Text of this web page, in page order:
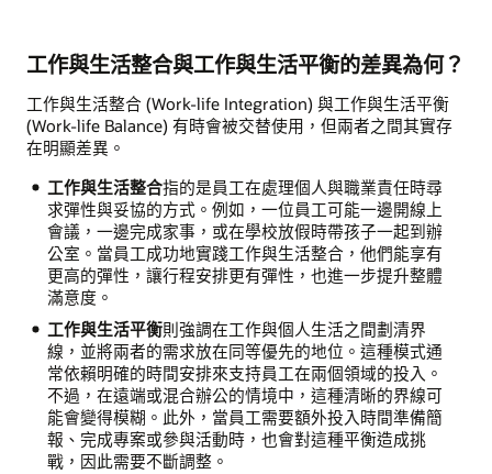
工作與生活整合與工作與生活平衡的差異為何？
工作與生活整合 (Work-life Integration) 與工作與生活平衡
(Work-life Balance) 有時會被交替使用，但兩者之間其實存
在明顯差異。
工作與生活整合指的是員工在處理個人與職業責任時尋
求彈性與妥協的方式。例如，一位員工可能一邊開線上
會議，一邊完成家事，或在學校放假時帶孩子一起到辦
公室。當員工成功地實踐工作與生活整合，他們能享有
更高的彈性，讓行程安排更有彈性，也進一步提升整體
滿意度。
工作與生活平衡則強調在工作與個人生活之間劃清界
線，並將兩者的需求放在同等優先的地位。這種模式通
常依賴明確的時間安排來支持員工在兩個領域的投入。
不過，在遠端或混合辦公的情境中，這種清晰的界線可
能會變得模糊。此外，當員工需要額外投入時間準備簡
報、完成專案或參與活動時，也會對這種平衡造成挑
戰，因此需要不斷調整。